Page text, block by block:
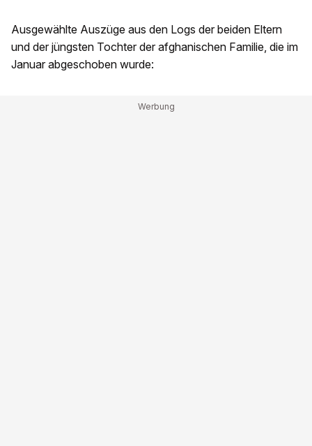
Ausgewählte Auszüge aus den Logs der beiden Eltern
und der jüngsten Tochter der afghanischen Familie, die im
Januar abgeschoben wurde: